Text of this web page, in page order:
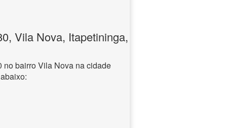
Vila Nova, Itapetininga,
bairro Vila Nova na cidade